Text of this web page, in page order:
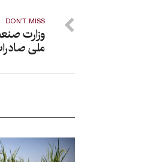
DON'T MISS
وزارت
ملی